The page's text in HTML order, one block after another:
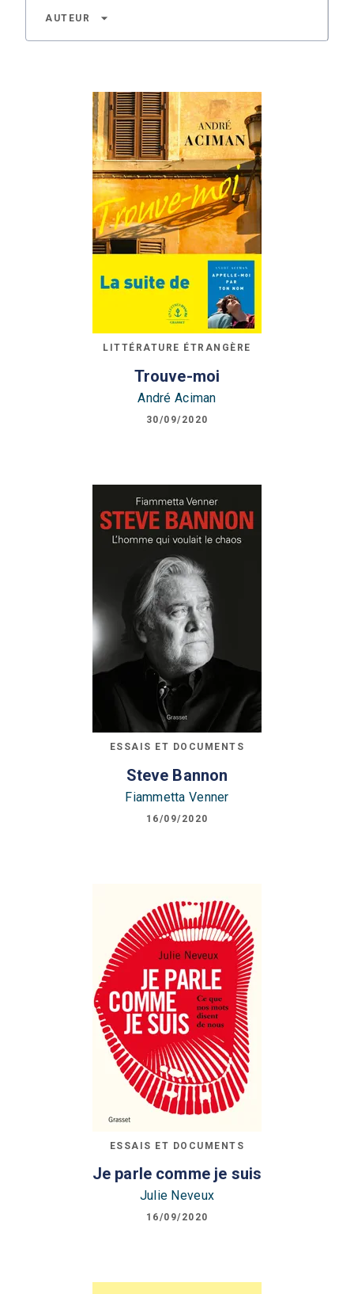
AUTEUR arrow_drop_down
LITTÉRATURE ÉTRANGÈRE
Trouve-moi
André Aciman
30/09/2020
ESSAIS ET DOCUMENTS
Steve Bannon
Fiammetta Venner
16/09/2020
ESSAIS ET DOCUMENTS
Je parle comme je suis
Julie Neveux
16/09/2020